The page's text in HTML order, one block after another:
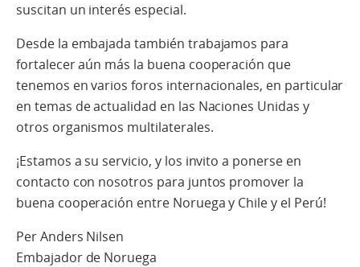
suscitan un interés especial.
Desde la embajada también trabajamos para
fortalecer aún más la buena cooperación que
tenemos en varios foros internacionales, en particular
en temas de actualidad en las Naciones Unidas y
otros organismos multilaterales.
¡Estamos a su servicio, y los invito a ponerse en
contacto con nosotros para juntos promover la
buena cooperación entre Noruega y Chile y el Perú!
Per Anders Nilsen
Embajador de Noruega